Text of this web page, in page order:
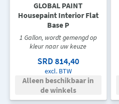
GLOBAL PAINT
Housepaint Interior Flat
Base P
1 Gallon, wordt gemengd op
kleur naar uw keuze
SRD 814,40
excl. BTW
Alleen beschikbaar in
de winkels